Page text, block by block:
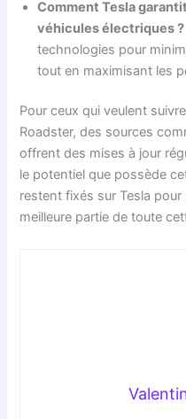
Comment Tesla
véhicules électriques ?
technologies pour
tout en maximisant les
Pour ceux qui veulent
Roadster, des sources
offrent des mises à jour
le potentiel que possède
restent fixés sur Tesla
meilleure partie de toute